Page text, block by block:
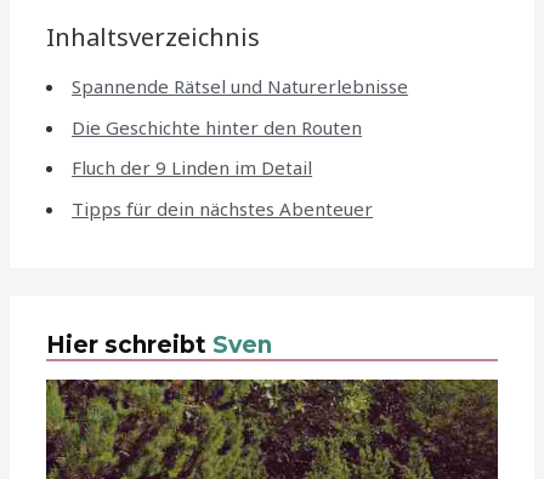
Inhaltsverzeichnis
Spannende Rätsel und Naturerlebnisse
Die Geschichte hinter den Routen
Fluch der 9 Linden im Detail
Tipps für dein nächstes Abenteuer
Hier schreibt Sven